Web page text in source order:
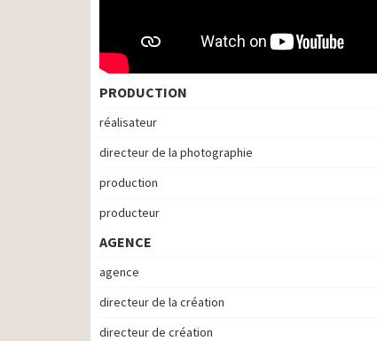
PRODUCTION
réalisateur
directeur de la photographie
production
producteur
AGENCE
agence
directeur de la création
directeur de création